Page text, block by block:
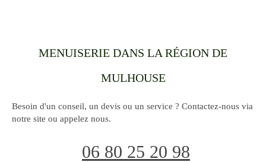
MENUISERIE DANS LA RÉGION DE
MULHOUSE
Besoin d'un conseil, un devis ou un service ? Contactez-nous via
notre site ou appelez nous.
06 80 25 20 98